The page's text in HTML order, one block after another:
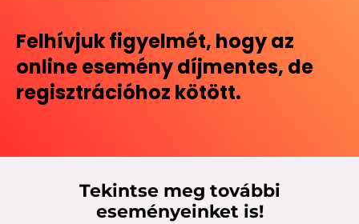
Felhívjuk figyelmét, hogy az
online esemény díjmentes, de
regisztrációhoz kötött.
Tekintse meg további
eseményeinket is!